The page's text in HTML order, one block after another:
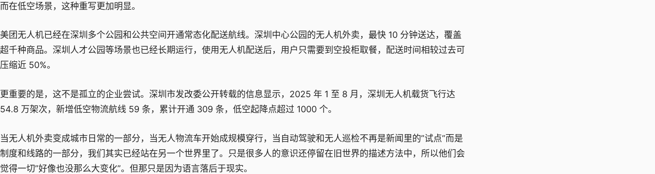
而在低空场景，这种重写更加明显。
美团无人机已经在深圳多个公园和公共空间开通常态化配送航线。深圳中心公园的无人机外卖，最快 10 分钟送达，覆盖
超千种商品。深圳人才公园等场景也已经长期运行，使用无人机配送后，用户只需要到空投柜取餐，配送时间相较过去可
压缩近 50%。
更重要的是，这不是孤立的企业尝试。深圳市发改委公开转载的信息显示，2025 年 1 至 8 月，深圳无人机载货飞行达
54.8 万架次，新增低空物流航线 59 条，累计开通 309 条，低空起降点超过 1000 个。
当无人机外卖变成城市日常的一部分，当无人物流车开始成规模穿行，当自动驾驶和无人巡检不再是新闻里的”试点”而是
制度和线路的一部分，我们其实已经站在另一个世界里了。只是很多人的意识还停留在旧世界的描述方法中，所以他们会
觉得一切”好像也没那么大变化”。但那只是因为语言落后于现实。